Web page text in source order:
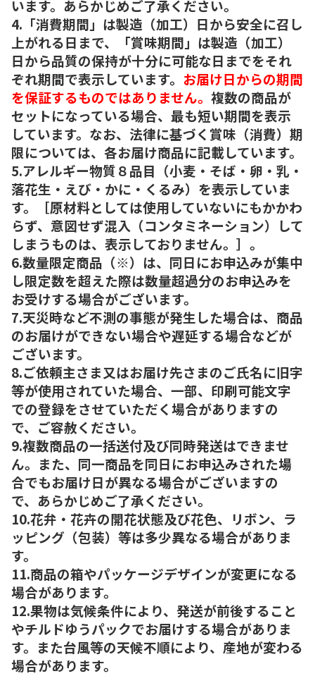
います。あらかじめご了承ください。
4.「消費期間」は製造（加工）日から安全に召し
上がれる日まで、「賞味期間」は製造（加工）
日から品質の保持が十分に可能な日までをそれ
ぞれ期間で表示しています。 お届け日からの期間
を保証するものではありません。 複数の商品が
セットになっている場合、最も短い期間を表示
しています。なお、法律に基づく賞味（消費）期
限については、各お届け商品に記載しています。
5.アレルギー物質８品目（小麦・そば・卵・乳・
落花生・えび・かに・くるみ）を表示していま
す。［原材料としては使用していないにもかかわ
らず、意図せず混入（コンタミネーション）して
しまうものは、表示しておりません。］。
6.数量限定商品（※）は、同日にお申込みが集中
し限定数を超えた際は数量超過分のお申込みを
お受けする場合がございます。
7.天災時など不測の事態が発生した場合は、商品
のお届けができない場合や遅延する場合などが
ございます。
8.ご依頼主さま又はお届け先さまのご氏名に旧字
等が使用されていた場合、一部、印刷可能文字
での登録をさせていただく場合がありますの
で、ご容赦ください。
9.複数商品の一括送付及び同時発送はできませ
ん。また、同一商品を同日にお申込みされた場
合でもお届け日が異なる場合がございますの
で、あらかじめご了承ください。
10.花弁・花卉の開花状態及び花色、リボン、ラ
ッピング（包装）等は多少異なる場合がありま
す。
11.商品の箱やパッケージデザインが変更になる
場合があります。
12.果物は気候条件により、発送が前後すること
やチルドゆうパックでお届けする場合がありま
す。また台風等の天候不順により、産地が変わる
場合があります。